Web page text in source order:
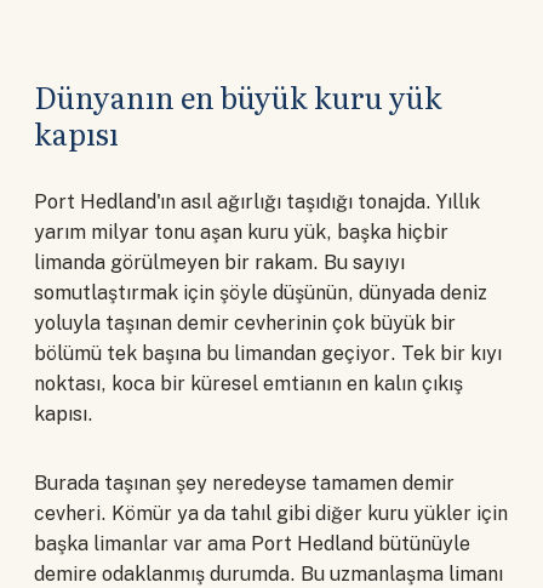
Dünyanın en büyük kuru yük
kapısı
Port Hedland'ın asıl ağırlığı taşıdığı tonajda. Yıllık
yarım milyar tonu aşan kuru yük, başka hiçbir
limanda görülmeyen bir rakam. Bu sayıyı
somutlaştırmak için şöyle düşünün, dünyada deniz
yoluyla taşınan demir cevherinin çok büyük bir
bölümü tek başına bu limandan geçiyor. Tek bir kıyı
noktası, koca bir küresel emtianın en kalın çıkış
kapısı.
Burada taşınan şey neredeyse tamamen demir
cevheri. Kömür ya da tahıl gibi diğer kuru yükler için
başka limanlar var ama Port Hedland bütünüyle
demire odaklanmış durumda. Bu uzmanlaşma limanı